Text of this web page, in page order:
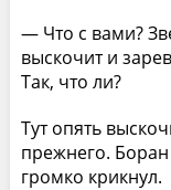
— Что с вами?
выскочит и
Так, что ли?
Тут опять
прежнего. Боран
громко крикнул.